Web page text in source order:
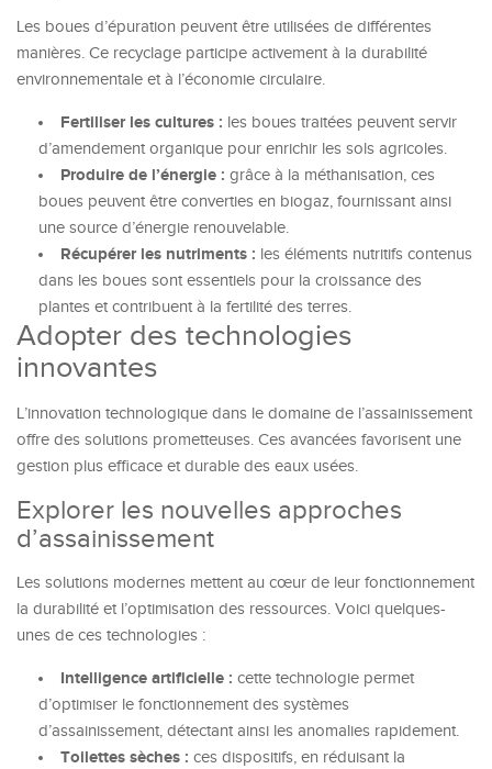
Les boues d’épuration peuvent être utilisées de différentes
manières. Ce recyclage participe activement à la durabilité
environnementale et à l’économie circulaire.
Fertiliser les cultures : les boues traitées peuvent servir
d’amendement organique pour enrichir les sols agricoles.
Produire de l’énergie : grâce à la méthanisation, ces
boues peuvent être converties en biogaz, fournissant ainsi
une source d’énergie renouvelable.
Récupérer les nutriments : les éléments nutritifs contenus
dans les boues sont essentiels pour la croissance des
plantes et contribuent à la fertilité des terres.
Adopter des technologies
innovantes
L’innovation technologique dans le domaine de l’assainissement
offre des solutions prometteuses. Ces avancées favorisent une
gestion plus efficace et durable des eaux usées.
Explorer les nouvelles approches
d’assainissement
Les solutions modernes mettent au cœur de leur fonctionnement
la durabilité et l’optimisation des ressources. Voici quelques-
unes de ces technologies :
Intelligence artificielle : cette technologie permet
d’optimiser le fonctionnement des systèmes
d’assainissement, détectant ainsi les anomalies rapidement.
Toilettes sèches : ces dispositifs, en réduisant la